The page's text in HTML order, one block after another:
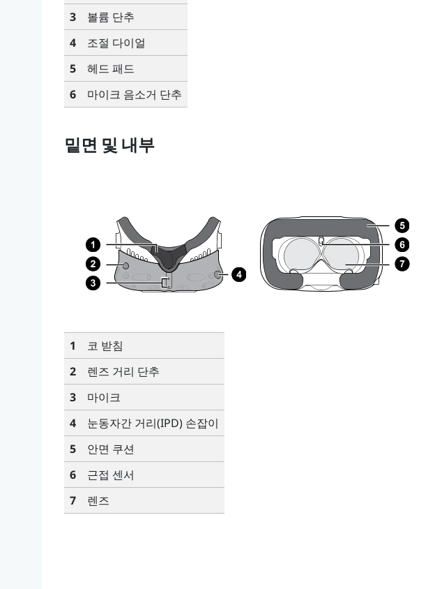
3
볼륨 단추
4
조절 다이얼
5
헤드 패드
6
마이크 음소거 단추
밑면 및 내부
1
코 받침
2
렌즈 거리 단추
3
마이크
4
눈동자간 거리(IPD) 손잡이
5
안면 쿠션
6
근접 센서
7
렌즈